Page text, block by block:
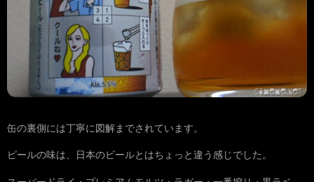
缶の裏側には丁寧に図解までされています。
ピールの味は、日本のビールとはちょっと違う感じでした。